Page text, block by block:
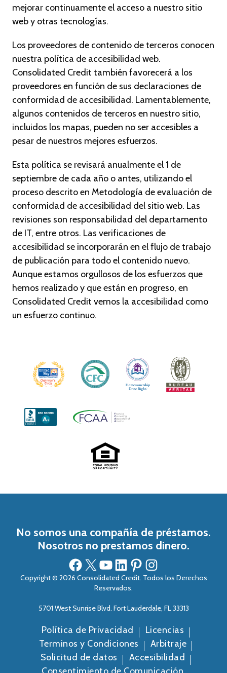
mejorar continuamente el acceso a nuestro sitio
web y otras tecnologías.
Los proveedores de contenido de terceros conocen
nuestra política de accesibilidad web.
Consolidated Credit también favorecerá a los
proveedores en función de sus declaraciones de
conformidad de accesibilidad. Lamentablemente,
algunos contenidos de terceros en nuestro sitio,
incluidos los mapas, pueden no ser accesibles a
pesar de nuestros mejores esfuerzos.
Esta política se revisará anualmente el 1 de
septiembre de cada año o antes, utilizando el
proceso descrito en Metodología de evaluación de
conformidad de accesibilidad del sitio web. Las
revisiones son responsabilidad del departamento
de IT, entre otros. Las verificaciones de
accesibilidad se incorporarán en el flujo de trabajo
de publicación para todo el contenido nuevo.
Aunque estamos orgullosos de los esfuerzos que
hemos realizado y que están en progreso, en
Consolidated Credit vemos la accesibilidad como
un esfuerzo continuo.
No somos una compañía de préstamos.
Nosotros no prestamos dinero.
Facebook X YouTube LinkedIn Pinterest Instagram
Copyright © 2026 Consolidated Credit. Todos los Derechos
Reservados.
5701 West Sunrise Blvd. Fort Lauderdale, FL 33313
Política de Privacidad
Licencias
Terminos y Condiciones
Arbitraje
Solicitud de datos
Accesibilidad